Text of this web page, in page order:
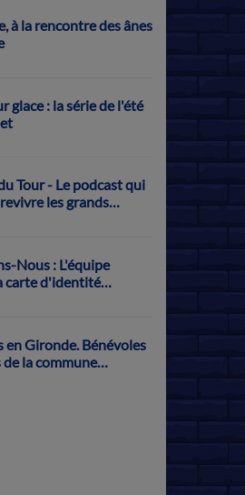
à la rencontre des ânes
glace : la série de l'été
Tour - Le podcast qui
les grands
Nous : L'équipe
carte d'identité
en Gironde. Bénévoles
la commune